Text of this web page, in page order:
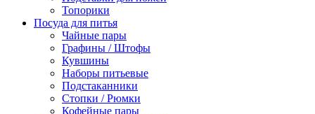
Топорики
Посуда для питья
Чайные пары
Графины / Штофы
Кувшины
Наборы питьевые
Подстаканники
Стопки / Рюмки
Кофейные пары